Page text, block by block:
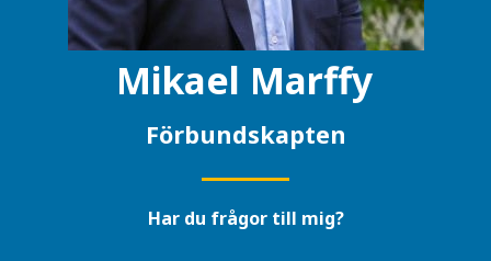
Mikael Marffy
Förbundskapten
Har du frågor till mig?